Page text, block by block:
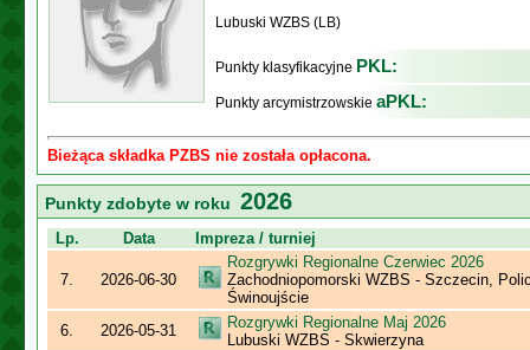
Lubuski WZBS (LB)
Punkty klasyfikacyjne PKL:
Punkty arcymistrzowskie aPKL:
Bieżąca składka PZBS nie została opłacona.
Punkty zdobyte w roku 2026
Lp. Data Impreza / turniej
7. 2026-06-30
Rozgrywki Regionalne Czerwiec 2026
Zachodniopomorski WZBS - Szczecin,
Świnoujście
6.
2026-05-31
Rozgrywki Regionalne Maj 2026
Lubuski WZBS - Skwierzyna